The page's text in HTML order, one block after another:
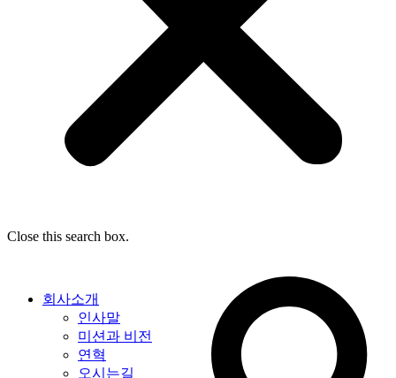
Close this search box.
회사소개
인사말
미션과 비전
연혁
오시는길